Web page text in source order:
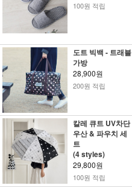
100원 적립
도트 빅백 - 트래블
가방
28,900원
200원 적립
칼레 큐트 UV차단
우산 & 파우치 세
트
(4 styles)
29,800원
100원 적립